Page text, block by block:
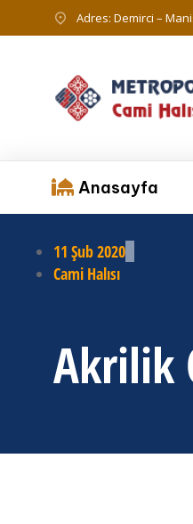
Adres: Demirci –
Anasayfa
11 Şub 2020
Cami Halısı
Akrilik